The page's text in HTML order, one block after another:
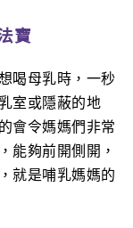
寶
喝母乳時，一秒
室或隱蔽的地
會令媽媽們非常
夠前開側開，
就是哺乳媽媽的